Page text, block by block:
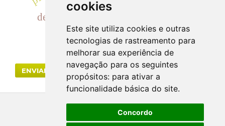
cookies
Este site utiliza cookies e outras
tecnologias de rastreamento para
melhorar sua experiência de
navegação para os seguintes
propósitos: para ativar a
funcionalidade básica do site.
Concordo
dismorfismo eritrocitário
descontaminação
ENVIAR SUBMISSÃO